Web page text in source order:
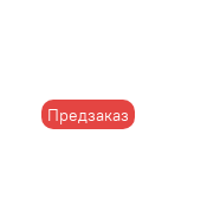
Предзаказ